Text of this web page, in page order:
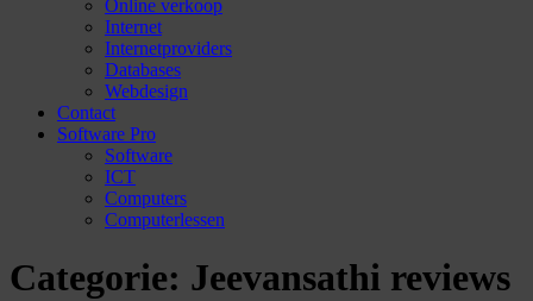
Online verkoop
Internet
Internetproviders
Databases
Webdesign
Contact
Software Pro
Software
ICT
Computers
Computerlessen
Categorie: Jeevansathi reviews